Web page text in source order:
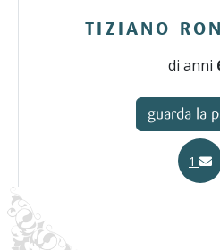
TIZIANO
di anni
guarda la
1